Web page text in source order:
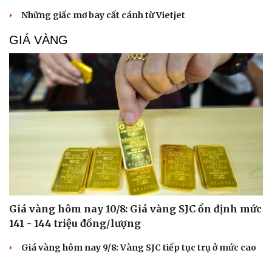
Cải chính
Những giấc mơ bay cất cánh từ Vietjet
GIÁ VÀNG
Giá vàng hôm nay 10/8: Giá vàng SJC ổn định mức
141 - 144 triệu đồng/lượng
Giá vàng hôm nay 9/8: Vàng SJC tiếp tục trụ ở mức cao